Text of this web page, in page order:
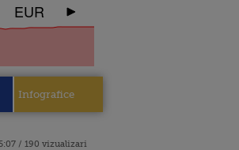
EUR
Infografice
/ 190 vizualizari